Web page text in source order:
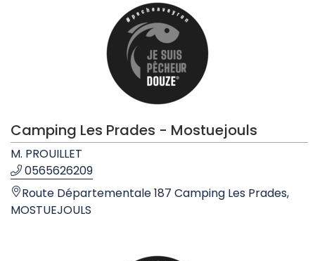
Camping Les Prades - Mostuejouls
M. PROUILLET
0565626209
Route Départementale 187 Camping Les Prades,
MOSTUEJOULS